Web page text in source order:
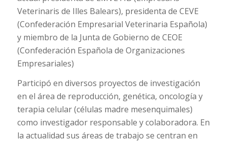
Veterinaris de Illes Balears), presidenta de CEVE
(Confederación Empresarial Veterinaria Española)
y miembro de la Junta de Gobierno de CEOE
(Confederación Española de Organizaciones
Empresariales)
Participó en diversos proyectos de investigación
en el área de reproducción, genética, oncología y
terapia celular (células madre mesenquimales)
como investigador responsable y colaboradora. En
la actualidad sus áreas de trabajo se centran en